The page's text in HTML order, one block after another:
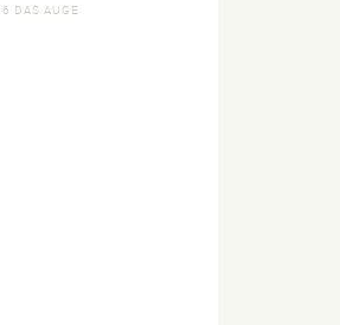
DAS AUGE